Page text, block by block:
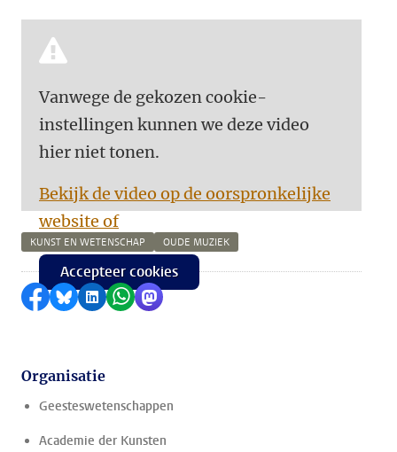
Vanwege de gekozen cookie-
instellingen kunnen we deze video
hier niet tonen.
Bekijk de video op de oorspronkelijke
website of
Accepteer cookies
KUNST EN WETENSCHAP OUDE MUZIEK
Delen op Facebook
Delen via Bluesky
Delen op LinkedIn
Delen via WhatsApp
Delen via Mastodon
Organisatie
Geesteswetenschappen
Academie der Kunsten